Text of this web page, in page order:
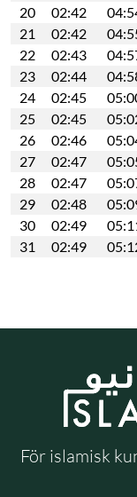
20
02:42
21
02:42
22
02:43
23
02:44
24
02:45
25
02:45
26
02:46
27
02:47
28
02:47
29
02:48
30
02:49
31
02:49
För islamisk